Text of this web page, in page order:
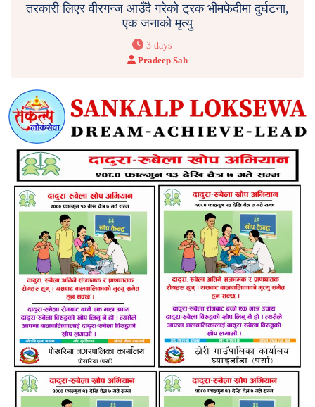
तरकारी लिएर वीरगन्ज आउँदै गरेको ट्रक भीमफेदीमा दुर्घटना,
एक जनाको मृत्यु
3 days
Pradeep Sah